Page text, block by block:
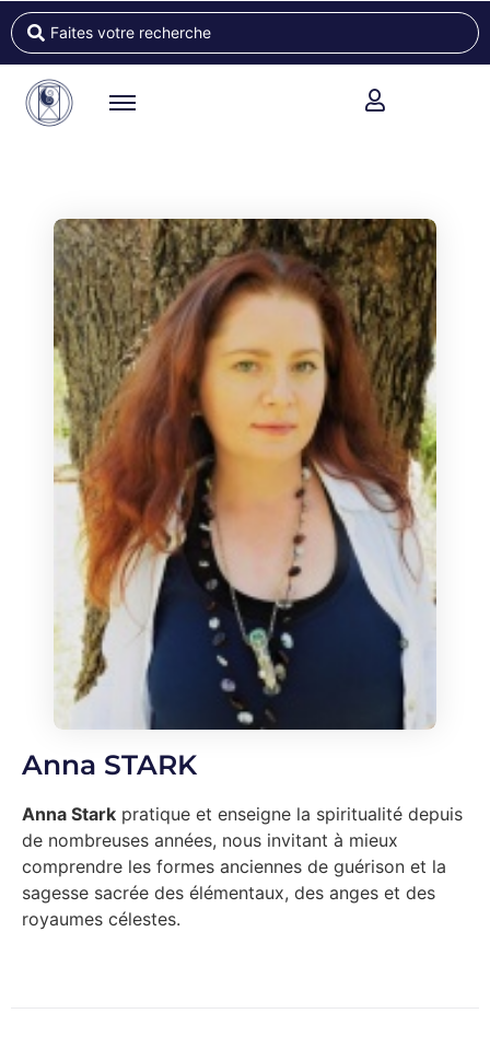
Anna STARK
Anna Stark pratique et enseigne la spiritualité depuis
de nombreuses années, nous invitant à mieux
comprendre les formes anciennes de guérison et la
sagesse sacrée des élémentaux, des anges et des
royaumes célestes.